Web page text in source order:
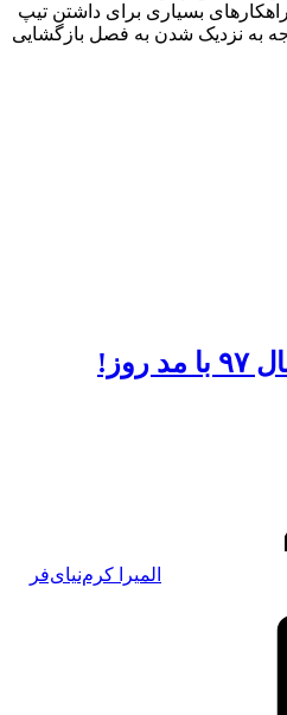
بسیاری برای داشتن تیپ
به نزدیک شدن به فصل بازگشایی
روز!
المیرا کرم‌نیای‌فر